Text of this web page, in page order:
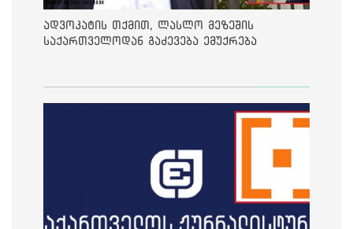
ადვოკატის თქმით, ლასლო მეზეშის
საქართველოდან გაძევება ემუქრება